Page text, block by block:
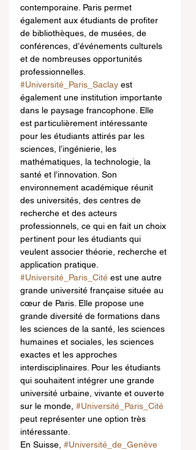
contemporaine. Paris permet
également aux étudiants de profiter
de bibliothèques, de musées, de
conférences, d’événements culturels
et de nombreuses opportunités
professionnelles.
#Université_Paris_Saclay est
également une institution importante
dans le paysage francophone. Elle
est particulièrement intéressante
pour les étudiants attirés par les
sciences, l’ingénierie, les
mathématiques, la technologie, la
santé et l’innovation. Son
environnement académique réunit
des universités, des centres de
recherche et des acteurs
professionnels, ce qui en fait un choix
pertinent pour les étudiants qui
veulent associer théorie, recherche et
application pratique.
#Université_Paris_Cité est une autre
grande université française située au
cœur de Paris. Elle propose une
grande diversité de formations dans
les sciences de la santé, les sciences
humaines et sociales, les sciences
exactes et les approches
interdisciplinaires. Pour les étudiants
qui souhaitent intégrer une grande
université urbaine, vivante et ouverte
sur le monde, #Université_Paris_Cité
peut représenter une option très
intéressante.
En Suisse, #Université_de_Genève